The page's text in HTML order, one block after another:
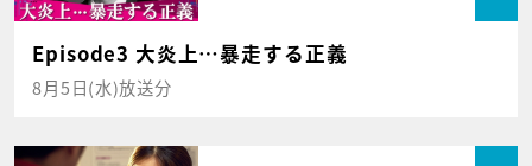
Episode3 大炎上…暴走する正義
8月5日(水)放送分